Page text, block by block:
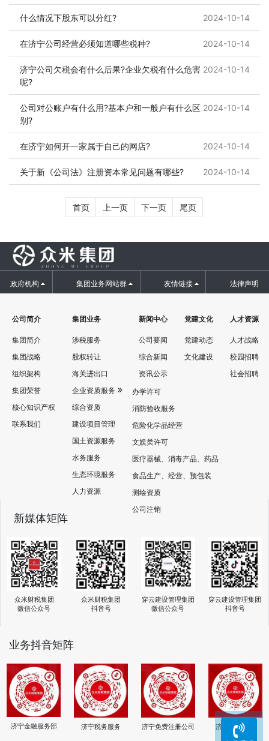
2024-10-14
什么情况下股东可以分红?
2024-10-14
在济宁公司经营必须知道哪些税种?
2024-10-14
济宁公司欠税会有什么后果?企业欠税有什么危害
呢?
2024-10-14
公司对公账户有什么用?基本户和一般户有什么区
别?
2024-10-14
在济宁如何开一家属于自己的网店?
2024-10-14
关于新《公司法》注册资本常见问题有哪些?
首页 上一页 下一页 尾页
政府机构 集团业务网站群 友情链接 法律声明
公司简介
集团简介
集团战略
组织架构
集团荣誉
核心知识产权
联系我们
集团业务
涉税服务
股权转让
海关进出口
企业资质服务
办学许可
消防验收服务
危险化学品经营
文娱类许可
医疗器械、消毒产品、药品
食品生产、经营、预包装
测绘资质
公司注销
综合资质
建设项目管理
国土资源服务
水务服务
生态环境服务
人力资源
新闻中心
公司要闻
综合新闻
资讯公示
党建文化
党建动态
文化建设
人才资源
人才战略
校园招聘
社会招聘
新媒体矩阵
众米财税集团
微信公众号
众米财税集团
抖音号
穿云建设管理集团
微信公众号
穿云建设管理集团
抖音号
业务抖音矩阵
济宁金融服务部 济宁税务服务 济宁免费注册公司 济宁注销公司